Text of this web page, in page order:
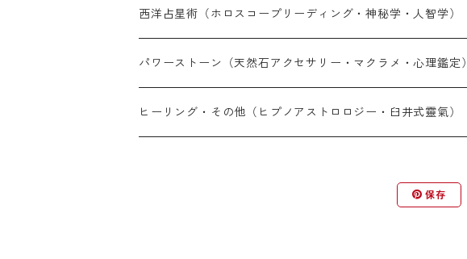
オンラインセラピー（完全予約制）
LINE鑑定（30分単位・予約制）
オンライン通話鑑定（30分単位・予約制）
メール鑑定（PDF納品10〜14日）
西洋占星術（ホロスコープリーディング・神秘学・人智学）
LINE鑑定（30分単位・予約制）
オンライン鑑定（30分単位・予約制）
パワーストーン（天然石アクセサリー・マクラメ・心理鑑定）
天然石アイテム
ヒーリング・その他（ヒプノアストロロジー・臼井式靈氣）
保存